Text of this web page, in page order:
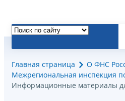
Главная страница О ФНС
Межрегиональная инспекция
Информационные материалы